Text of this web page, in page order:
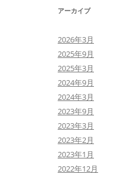
アーカイブ
2026年3月
2025年9月
2025年3月
2024年9月
2024年3月
2023年9月
2023年3月
2023年2月
2023年1月
2022年12月